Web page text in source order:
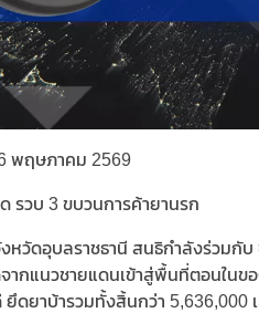
พฤษภาคม 2569
รวบ 3 ขบวนการค้ายานรก
งหวัดอุบลราชธานี สนธิกำลังร่วม
ากแนวชายแดนเข้าสู่พื้นที่ตอนในข
ดยาบ้ารวมทั้งสิ้นกว่า 5,636,000